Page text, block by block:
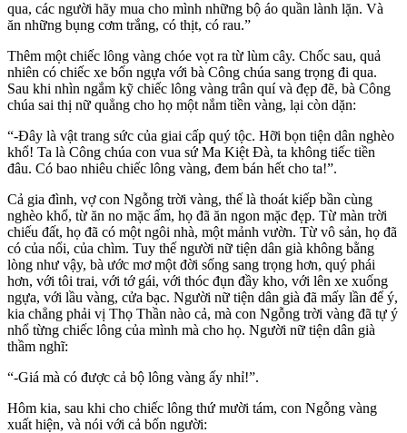
qua, các người hãy mua cho mình những bộ áo quần lành lặn. Và
ăn những bụng cơm trắng, có thịt, có rau.”
Thêm một chiếc lông vàng chóe vọt ra từ lùm cây. Chốc sau, quả
nhiên có chiếc xe bốn ngựa với bà Công chúa sang trọng đi qua.
Sau khi nhìn ngắm kỹ chiếc lông vàng trân quí và đẹp đẽ, bà Công
chúa sai thị nữ quẳng cho họ một nắm tiền vàng, lại còn dặn:
“-Ðây là vật trang sức của giai cấp quý tộc. Hỡi bọn tiện dân nghèo
khổ! Ta là Công chúa con vua sứ Ma Kiệt Ðà, ta không tiếc tiền
đâu. Có bao nhiêu chiếc lông vàng, đem bán hết cho ta!”.
Cả gia đình, vợ con Ngỗng trời vàng, thế là thoát kiếp bần cùng
nghèo khổ, từ ăn no mặc ấm, họ đã ăn ngon mặc đẹp. Từ màn trời
chiếu đất, họ đã có một ngôi nhà, một mảnh vườn. Từ vô sản, họ đã
có của nổi, của chìm. Tuy thế người nữ tiện dân già không bằng
lòng như vậy, bà ước mơ một đời sống sang trọng hơn, quý phái
hơn, với tôi trai, với tớ gái, với thóc đụn đầy kho, với lên xe xuống
ngựa, với lầu vàng, cửa bạc. Người nữ tiện dân già đã mấy lần để ý,
kia chẳng phải vị Thọ Thần nào cả, mà con Ngỗng trời vàng đã tự ý
nhổ từng chiếc lông của mình mà cho họ. Người nữ tiện dân già
thầm nghĩ:
“-Giá mà có được cả bộ lông vàng ấy nhỉ!”.
Hôm kia, sau khi cho chiếc lông thứ mười tám, con Ngỗng vàng
xuất hiện, và nói với cả bốn người: